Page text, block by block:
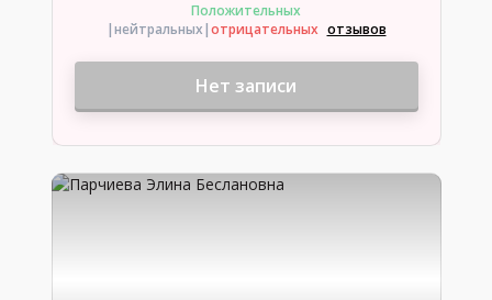
Положительных
|нейтральных|отрицательных отзывов
Нет записи